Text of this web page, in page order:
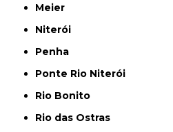
Meier
Niterói
Penha
Ponte Rio Niterói
Rio Bonito
Rio das Ostras